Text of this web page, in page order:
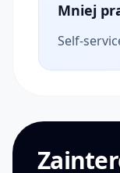
Mniej
Self-